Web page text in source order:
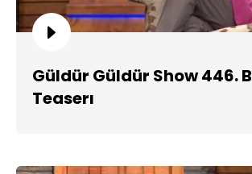
Güldür Güldür Show 446.
Teaserı